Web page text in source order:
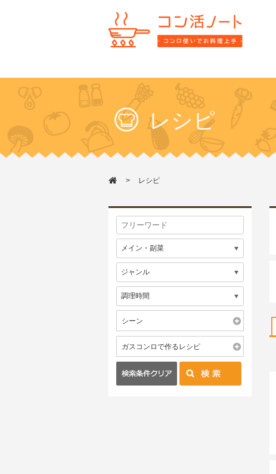
レシピ
レシピ
シーン
ガスコンロで作るレシピ